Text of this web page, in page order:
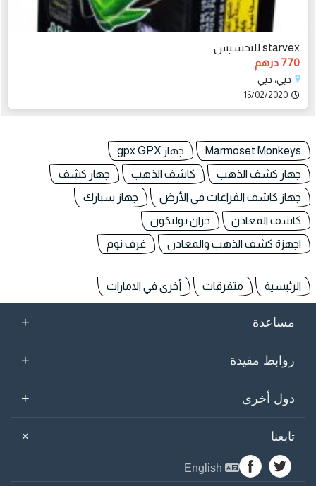
starvex للتخسيس
770 درهم
دبي، دبي
16/02/2020
Marmoset Monkeys
جهاز gpx GPX
جهاز كشف الذهب
كاشف الذهب
جهاز كشف
جهاز كاشف الفراغات في الأرض
جهاز سبارك
كاشف المعادن
خزان بوليكون
اجهزة كشف الذهب والمعادن
غرف نوم
الرئيسية متفرقات أخرى في الامارات
مساعدة +
روابط مفيدة +
دول أخرى +
تابعنا +